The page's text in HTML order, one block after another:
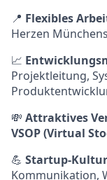
📍 Flexibles
Herzen Münchens
📈
Projektleitung,
💸 Attraktives
VSOP (Virtual
💪 Startup-
Kommunikation,